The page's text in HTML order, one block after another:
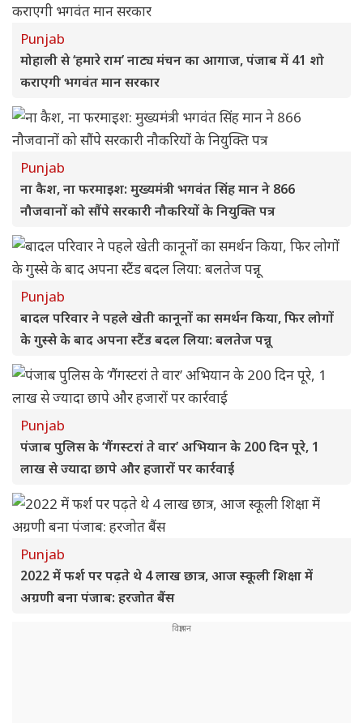
Punjab
मोहाली से ‘हमारे राम’ नाट्य मंचन का आगाज, पंजाब में 41 शो
कराएगी भगवंत मान सरकार
Punjab
ना कैश, ना फरमाइश: मुख्यमंत्री भगवंत सिंह मान ने 866
नौजवानों को सौंपे सरकारी नौकरियों के नियुक्ति पत्र
Punjab
बादल परिवार ने पहले खेती कानूनों का समर्थन किया, फिर लोगों
के गुस्से के बाद अपना स्टैंड बदल लिया: बलतेज पन्नू
Punjab
पंजाब पुलिस के ‘गैंगस्टरां ते वार’ अभियान के 200 दिन पूरे, 1
लाख से ज्यादा छापे और हजारों पर कार्रवाई
Punjab
2022 में फर्श पर पढ़ते थे 4 लाख छात्र, आज स्कूली शिक्षा में
अग्रणी बना पंजाब: हरजोत बैंस